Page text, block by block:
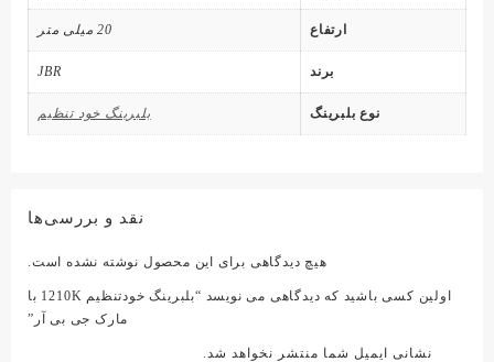
ارتفاع 20 میلی متر
برند JBR
نوع بلبرینگ بلبرینگ خود تنظیم
نقد و بررسی‌ها
هیچ دیدگاهی برای این محصول نوشته نشده است.
اولین کسی باشید که دیدگاهی می نویسد “بلبرینگ خودتنظیم 1210K با
مارک جی بی آر”
نشانی ایمیل شما منتشر نخواهد شد.